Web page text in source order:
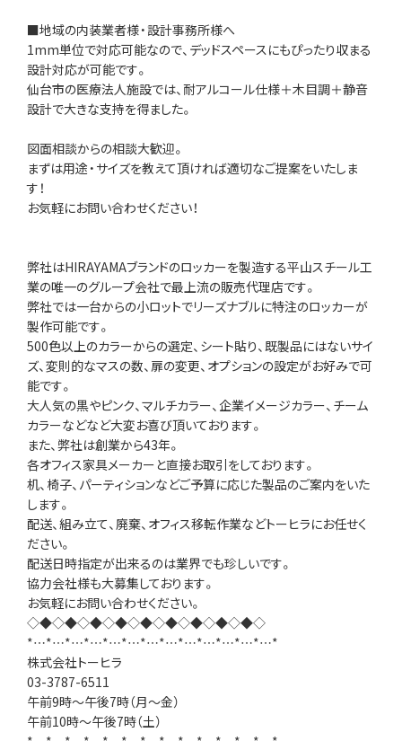
■地域の内装業者様・設計事務所様へ
1mm単位で対応可能なので、デッドスペースにもぴったり収まる
設計対応が可能です。
仙台市の医療法人施設では、耐アルコール仕様＋木目調＋静音
設計で大きな支持を得ました。
図面相談からの相談大歓迎。
まずは用途・サイズを教えて頂ければ適切なご提案をいたしま
す！
お気軽にお問い合わせください！
弊社はHIRAYAMAブランドのロッカーを製造する平山スチール工
業の唯一のグループ会社で最上流の販売代理店です。
弊社では一台からの小ロットでリーズナブルに特注のロッカーが
製作可能です。
500色以上のカラーからの選定、シート貼り、既製品にはないサイ
ズ、変則的なマスの数、扉の変更、オプションの設定がお好みで可
能です。
大人気の黒やピンク、マルチカラー、企業イメージカラー、チーム
カラーなどなど大変お喜び頂いております。
また、弊社は創業から43年。
各オフィス家具メーカーと直接お取引をしております。
机、椅子、パーティションなどご予算に応じた製品のご案内をいた
します。
配送、組み立て、廃棄、オフィス移転作業などトーヒラにお任せく
ださい。
配送日時指定が出来るのは業界でも珍しいです。
協力会社様も大募集しております。
お気軽にお問い合わせください。
◇◆◇◆◇◆◇◆◇◆◇◆◇◆◇◆◇◆◇
*…*…*…*…*…*…*…*…*…*…*…*…*…*
株式会社トーヒラ
03-3787-6511
午前9時～午後7時（月～金）
午前10時～午後7時（土）